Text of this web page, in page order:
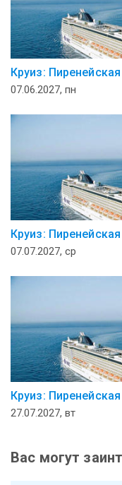
Круиз:
07.06.2027, пн
Круиз:
07.07.2027, ср
Круиз:
27.07.2027, вт
Вас могут